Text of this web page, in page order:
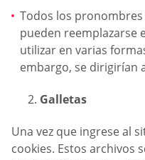
Todos los
pueden reemplazarse
utilizar en varias
embargo, se dirigirían
Galletas
Una vez que ingrese al
cookies. Estos archivos